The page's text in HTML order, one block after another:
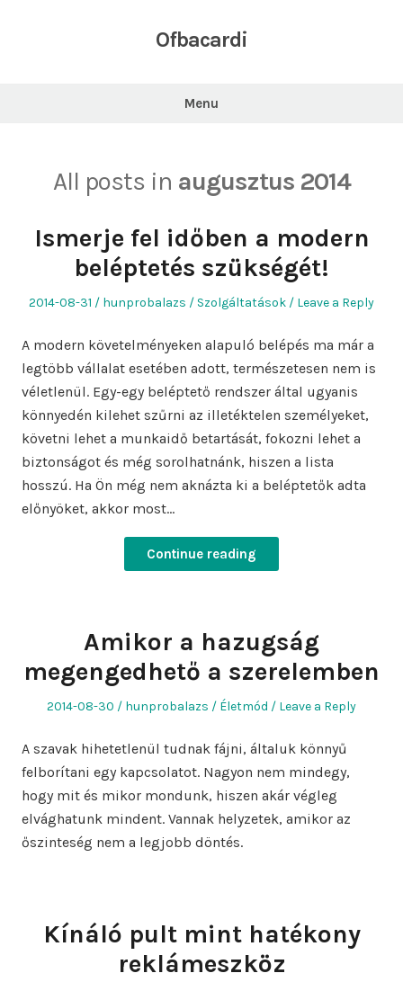
Ofbacardi
Menu
All posts in augusztus 2014
Ismerje fel időben a modern
beléptetés szükségét!
Posted
2014-08-31 Author
hunprobalazs
Posted
Szolgáltatások Leave a Reply
A modern követelményeken alapuló belépés ma már a
legtöbb vállalat esetében adott, természetesen nem is
véletlenül. Egy-egy beléptető rendszer által ugyanis
könnyedén kilehet szűrni az illetéktelen személyeket,
követni lehet a munkaidő betartását, fokozni lehet a
biztonságot és még sorolhatnánk, hiszen a lista
hosszú. Ha Ön még nem aknázta ki a beléptetők adta
előnyöket, akkor most…
Continue reading
Amikor a hazugság
megengedhető a szerelemben
Posted
2014-08-30 Author
hunprobalazs
Posted
Életmód Leave a Reply
A szavak hihetetlenül tudnak fájni, általuk könnyű
felborítani egy kapcsolatot. Nagyon nem mindegy,
hogy mit és mikor mondunk, hiszen akár végleg
elvághatunk mindent. Vannak helyzetek, amikor az
őszinteség nem a legjobb döntés.
Kínáló pult mint hatékony
reklámeszköz